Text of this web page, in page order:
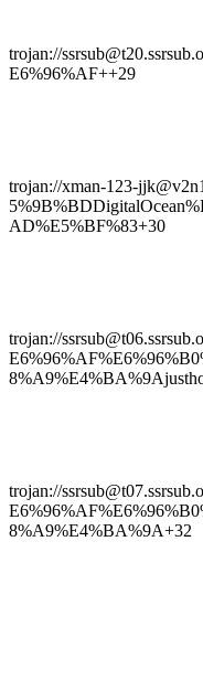
trojan://
E6%96%AF++29
trojan://xman-123-
AD%E5%BF%83+30
trojan://
trojan://
8%A9%E4%BA%9A+32